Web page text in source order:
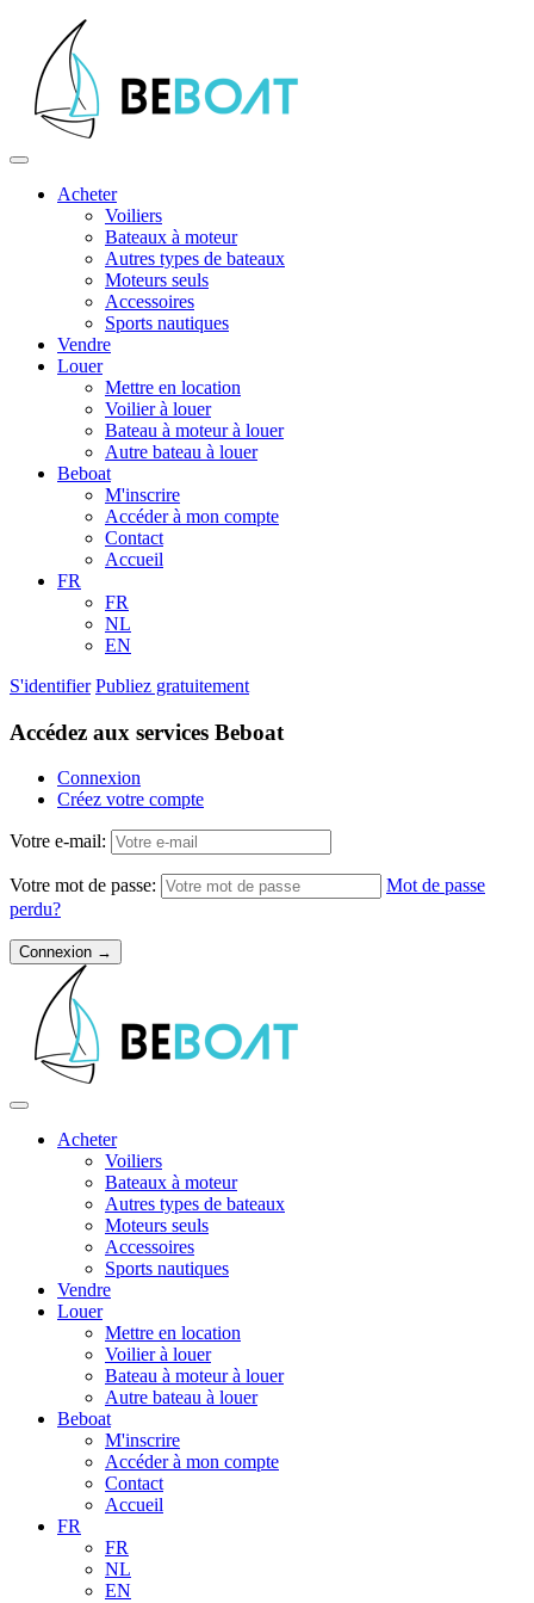
Acheter
Voiliers
Bateaux à moteur
Autres types de bateaux
Moteurs seuls
Accessoires
Sports nautiques
Vendre
Louer
Mettre en location
Voilier à louer
Bateau à moteur à louer
Autre bateau à louer
Beboat
M'inscrire
Accéder à mon compte
Contact
Accueil
FR
FR
NL
EN
S'identifier Publiez gratuitement
Accédez aux services Beboat
Connexion
Créez votre compte
Votre e-mail:
Votre mot de passe:
Mot de passe
perdu?
Acheter
Voiliers
Bateaux à moteur
Autres types de bateaux
Moteurs seuls
Accessoires
Sports nautiques
Vendre
Louer
Mettre en location
Voilier à louer
Bateau à moteur à louer
Autre bateau à louer
Beboat
M'inscrire
Accéder à mon compte
Contact
Accueil
FR
FR
NL
EN